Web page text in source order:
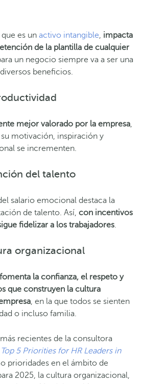
es un activo intangible, impacta
de la plantilla de cualquier
un negocio siempre va a ser una
beneficios.
mejor valorado por la empresa,
motivación, inspiración y
se incrementen.
del talento
salario emocional destaca la
de talento. Así, con incentivos
fidelizar a los trabajadores.
organizacional
fomenta la confianza, el respeto y
que construyen la cultura
, en la que todos se sienten
o incluso familia.
recientes de la consultora
Top 5 Priorities for HR Leaders in
prioridades en el ámbito de
2025, la cultura organizacional,